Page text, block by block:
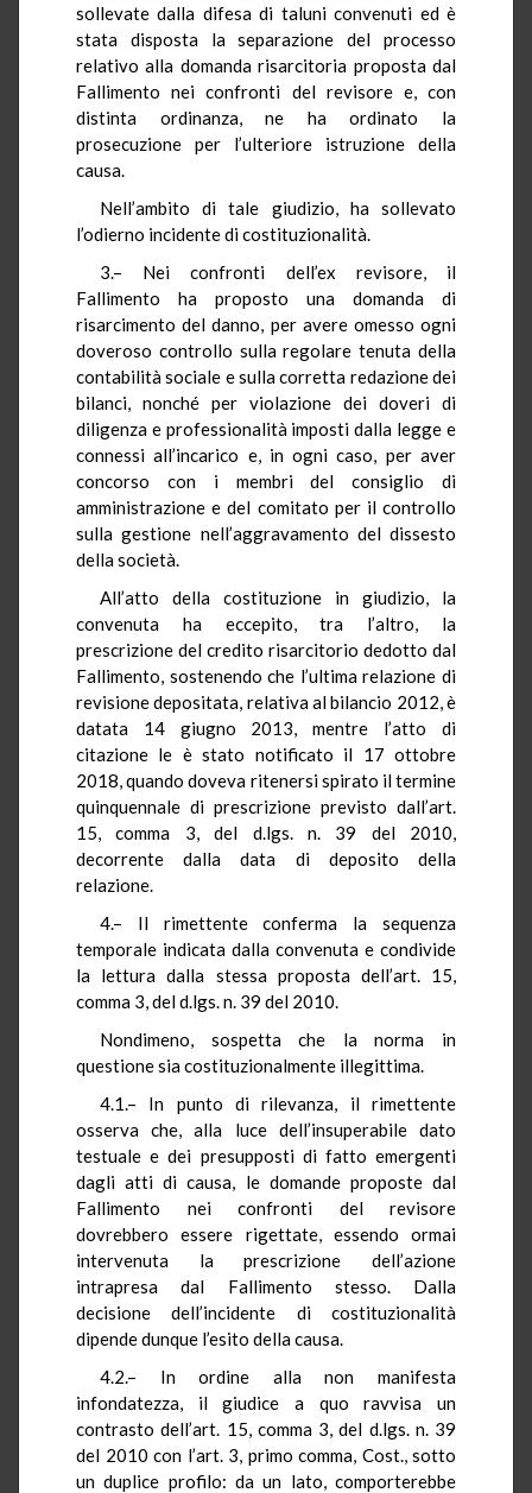
sollevate dalla difesa di taluni convenuti ed è
stata disposta la separazione del processo
relativo alla domanda risarcitoria proposta dal
Fallimento nei confronti del revisore e, con
distinta ordinanza, ne ha ordinato la
prosecuzione per l’ulteriore istruzione della
causa.
Nell’ambito di tale giudizio, ha sollevato
l’odierno incidente di costituzionalità.
3.– Nei confronti dell’ex revisore, il
Fallimento ha proposto una domanda di
risarcimento del danno, per avere omesso ogni
doveroso controllo sulla regolare tenuta della
contabilità sociale e sulla corretta redazione dei
bilanci, nonché per violazione dei doveri di
diligenza e professionalità imposti dalla legge e
connessi all’incarico e, in ogni caso, per aver
concorso con i membri del consiglio di
amministrazione e del comitato per il controllo
sulla gestione nell’aggravamento del dissesto
della società.
All’atto della costituzione in giudizio, la
convenuta ha eccepito, tra l’altro, la
prescrizione del credito risarcitorio dedotto dal
Fallimento, sostenendo che l’ultima relazione di
revisione depositata, relativa al bilancio 2012, è
datata 14 giugno 2013, mentre l’atto di
citazione le è stato notificato il 17 ottobre
2018, quando doveva ritenersi spirato il termine
quinquennale di prescrizione previsto dall’art.
15, comma 3, del d.lgs. n. 39 del 2010,
decorrente dalla data di deposito della
relazione.
4.– Il rimettente conferma la sequenza
temporale indicata dalla convenuta e condivide
la lettura dalla stessa proposta dell’art. 15,
comma 3, del d.lgs. n. 39 del 2010.
Nondimeno, sospetta che la norma in
questione sia costituzionalmente illegittima.
4.1.– In punto di rilevanza, il rimettente
osserva che, alla luce dell’insuperabile dato
testuale e dei presupposti di fatto emergenti
dagli atti di causa, le domande proposte dal
Fallimento nei confronti del revisore
dovrebbero essere rigettate, essendo ormai
intervenuta la prescrizione dell’azione
intrapresa dal Fallimento stesso. Dalla
decisione dell’incidente di costituzionalità
dipende dunque l’esito della causa.
4.2.– In ordine alla non manifesta
infondatezza, il giudice a quo ravvisa un
contrasto dell’art. 15, comma 3, del d.lgs. n. 39
del 2010 con l’art. 3, primo comma, Cost., sotto
un duplice profilo: da un lato, comporterebbe